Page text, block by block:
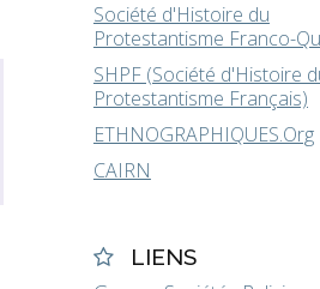
Société d'Histoire du
Protestantisme Franco-
SHPF (Société d'Histoire
Protestantisme Français)
ETHNOGRAPHIQUES.Org
CAIRN
LIENS